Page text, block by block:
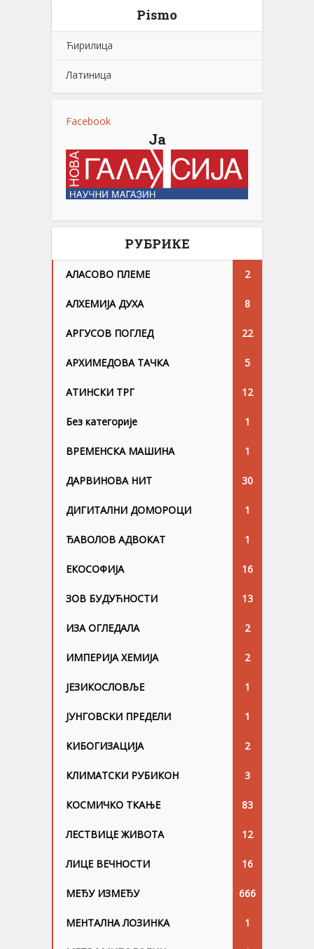
Pismo
Ћирилица
Латиница
Facebook
Ја
РУБРИКЕ
АЛАСОВО ПЛЕМЕ 2
АЛХЕМИЈА ДУХА 8
АРГУСОВ ПОГЛЕД 22
АРХИМЕДОВА ТАЧКА 5
АТИНСКИ ТРГ 12
Без категорије 1
ВРЕМЕНСКА МАШИНА 1
ДАРВИНОВА НИТ 30
ДИГИТАЛНИ ДОМОРОЦИ 1
ЂАВОЛОВ АДВОКАТ 1
ЕКОСОФИЈА 16
ЗОВ БУДУЋНОСТИ 13
ИЗА ОГЛЕДАЛА 2
ИМПЕРИЈА ХЕМИЈА 2
ЈЕЗИКОСЛОВЉЕ 1
ЈУНГОВСKИ ПРЕДЕЛИ 1
КИБОГИЗАЦИЈА 2
КЛИМАТСКИ РУБИКОН 3
КОСМИЧКО ТКАЊЕ 83
ЛЕСТВИЦЕ ЖИВОТА 12
ЛИЦЕ ВЕЧНОСТИ 16
МЕЂУ ИЗМЕЂУ 666
МЕНТАЛНА ЛОЗИНКА 1